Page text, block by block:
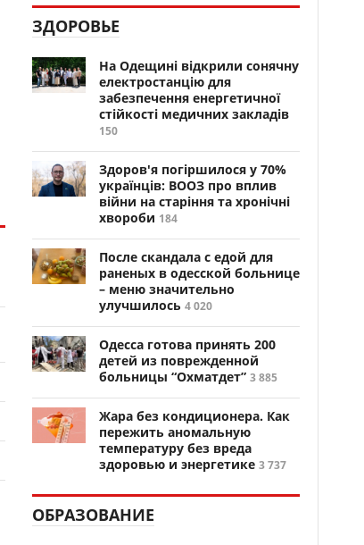
ЗДОРОВЬЕ
На Одещині відкрили сонячну
електростанцію для
забезпечення енергетичної
стійкості медичних закладів
150
Здоров'я погіршилося у 70%
українців: ВООЗ про вплив
війни на старіння та хронічні
хвороби 184
После скандала с едой для
раненых в одесской больнице
– меню значительно
улучшилось 4 020
Одесса готова принять 200
детей из поврежденной
больницы “Охматдет” 3 885
Жара без кондиционера. Как
пережить аномальную
температуру без вреда
здоровью и энергетике 3 737
ОБРАЗОВАНИЕ